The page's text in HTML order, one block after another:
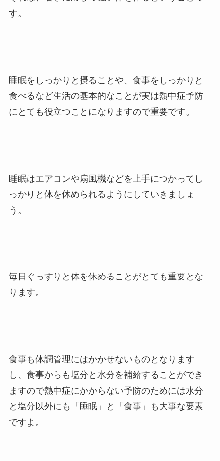
す。
睡眠をしっかりと摂ることや、食事をしっかりと
食べるなど生活の基本的なことが実は熱中症予防
にとても役立つことになりますので重要です。
睡眠はエアコンや扇風機などを上手につかってし
っかりと体を休められるようにしていきましょ
う。
毎日ぐっすりと体を休めることがとても重要とな
ります。
食事も体調管理にはかかせないものとなります
し、食事からも塩分と水分を補給することができ
ますので熱中症にかからない予防のためには水分
と塩分以外にも「睡眠」と「食事」も大事な要素
ですよ。